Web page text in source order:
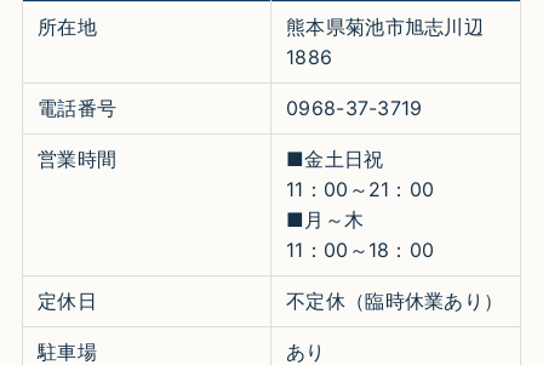
所在地
熊本県菊池市旭志川辺
1886
電話番号 0968-37-3719
営業時間
■金土日祝
11：00～21：00
■月～木
11：00～18：00
定休日 不定休（臨時休業あり）
駐車場 あり